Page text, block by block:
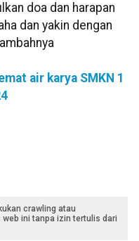
doa dan harapan
dan yakin dengan
air karya SMKN 1
crawling atau
ini tanpa izin tertulis dari